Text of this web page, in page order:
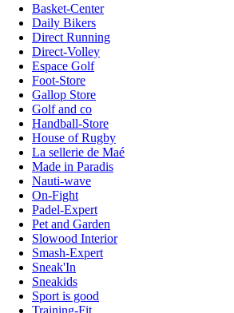
Basket-Center
Daily Bikers
Direct Running
Direct-Volley
Espace Golf
Foot-Store
Gallop Store
Golf and co
Handball-Store
House of Rugby
La sellerie de Maé
Made in Paradis
Nauti-wave
On-Fight
Padel-Expert
Pet and Garden
Slowood Interior
Smash-Expert
Sneak'In
Sneakids
Sport is good
Training-Fit